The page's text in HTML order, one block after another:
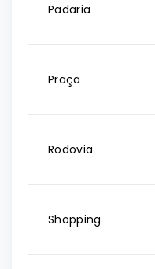
Padaria
Praça
Rodovia
Shopping